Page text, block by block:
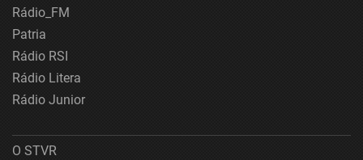
Rádio_FM
Patria
Rádio RSI
Rádio Litera
Rádio Junior
O STVR